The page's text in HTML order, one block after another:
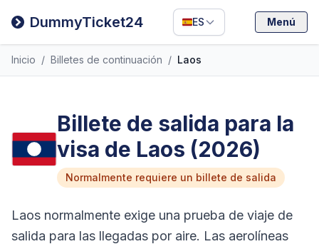
DummyTicket24 ES
Filipino
Deutsch
Español
Menú
Inicio / Billetes de continuación / Laos
Billete de salida para la
visa de Laos (2026)
Normalmente requiere un billete de salida
Laos normalmente exige una prueba de viaje de
salida para las llegadas por aire. Las aerolíneas